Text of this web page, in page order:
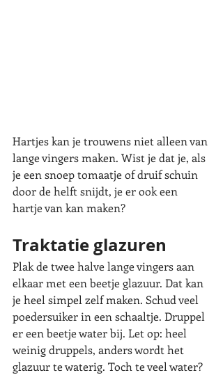
Hartjes kan je trouwens niet alleen van
lange vingers maken. Wist je dat je, als
je een snoep tomaatje of druif schuin
door de helft snijdt, je er ook een
hartje van kan maken?
Traktatie glazuren
Plak de twee halve lange vingers aan
elkaar met een beetje glazuur. Dat kan
je heel simpel zelf maken. Schud veel
poedersuiker in een schaaltje. Druppel
er een beetje water bij. Let op: heel
weinig druppels, anders wordt het
glazuur te waterig. Toch te veel water?